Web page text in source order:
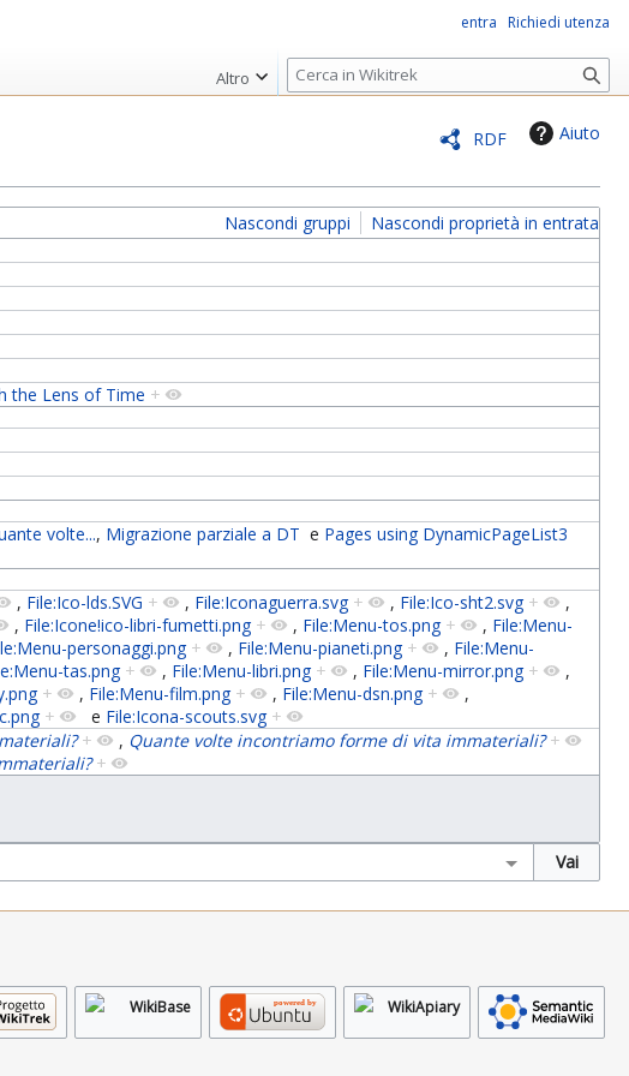
RDF Aiuto
Nascondi gruppi
Nascondi proprietà in entrata
the Lens of Time +
volte..., Migrazione parziale a DT e Pages using DynamicPageList3
, File:Ico-lds.SVG + , File:Iconaguerra.svg + , File:Ico-sht2.svg +
,
, File:Icone!ico-libri-fumetti.png + , File:Menu-tos.png + , File:Menu-
personaggi.png + , File:Menu-pianeti.png + , File:Menu-
tas.png + , File:Menu-libri.png + , File:Menu-mirror.png +
,
+ , File:Menu-film.png + , File:Menu-dsn.png +
,
+ e File:Icona-scouts.svg +
+ , Quante volte incontriamo forme di vita immateriali? +
+
entra Richiedi utenza
Altro
R
i
r
c
a